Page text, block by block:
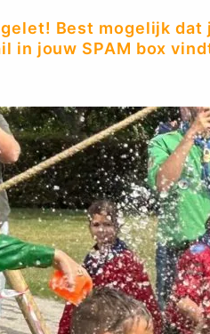
Best mogelijk dat
in jouw SPAM box